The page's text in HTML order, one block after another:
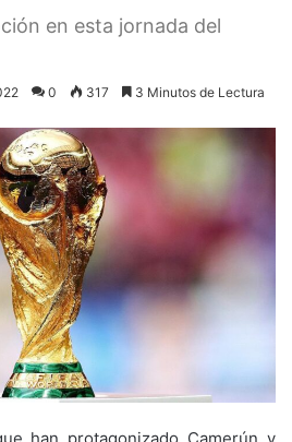
en esta jornada del
0 317 3 Minutos de Lectura
han protagonizado Camerún y